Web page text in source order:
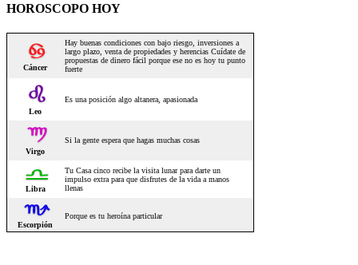
HOROSCOPO HOY